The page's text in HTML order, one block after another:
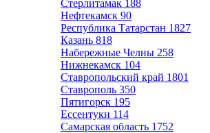
Стерлитамак 188
Нефтекамск 90
Республика Татарстан 1827
Казань 818
Набережные Челны 258
Нижнекамск 104
Ставропольский край 1801
Ставрополь 350
Пятигорск 195
Ессентуки 114
Самарская область 1752